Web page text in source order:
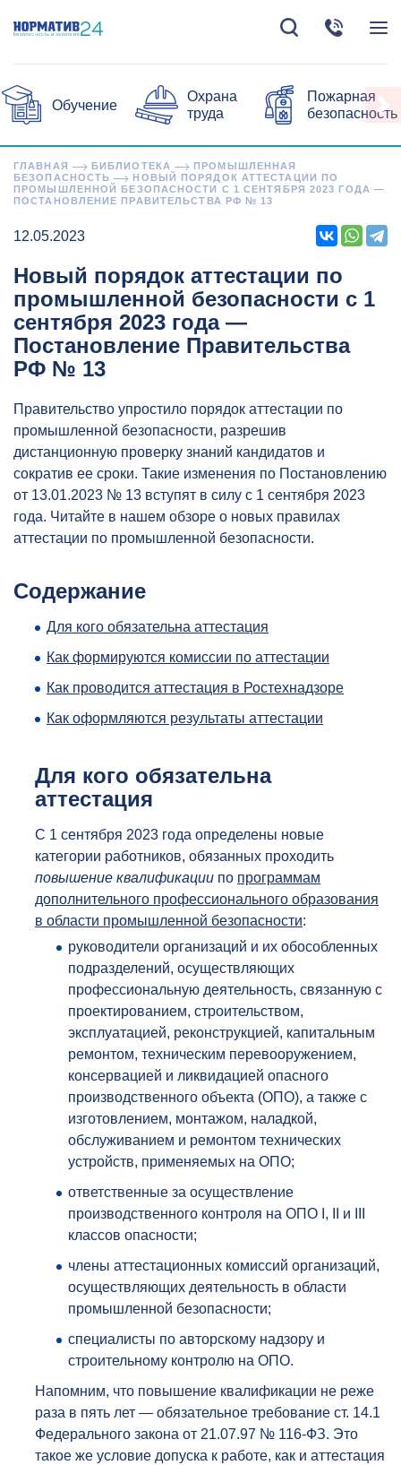
Обучение
Охрана
труда
Пожарная
безопасность
ГЛАВНАЯ БИБЛИОТЕКА
ПРОМЫШЛЕННАЯ
БЕЗОПАСНОСТЬ
НОВЫЙ ПОРЯДОК АТТЕСТАЦИИ ПО
ПРОМЫШЛЕННОЙ БЕЗОПАСНОСТИ С 1 СЕНТЯБРЯ 2023 ГОДА —
ПОСТАНОВЛЕНИЕ ПРАВИТЕЛЬСТВА РФ № 13
12.05.2023
Новый порядок аттестации по
промышленной безопасности с 1
сентября 2023 года —
Постановление Правительства
РФ № 13
Правительство упростило порядок аттестации по
промышленной безопасности, разрешив
дистанционную проверку знаний кандидатов и
сократив ее сроки. Такие изменения по Постановлению
от 13.01.2023 № 13 вступят в силу с 1 сентября 2023
года. Читайте в нашем обзоре о новых правилах
аттестации по промышленной безопасности.
Содержание
Для кого обязательна аттестация
Как формируются комиссии по аттестации
Как проводится аттестация в Ростехнадзоре
Как оформляются результаты аттестации
Для кого обязательна
аттестация
С 1 сентября 2023 года определены новые
категории работников, обязанных проходить
повышение квалификации по программам
дополнительного профессионального образования
в области промышленной безопасности:
руководители организаций и их обособленных
подразделений, осуществляющих
профессиональную деятельность, связанную с
проектированием, строительством,
эксплуатацией, реконструкцией, капитальным
ремонтом, техническим перевооружением,
консервацией и ликвидацией опасного
производственного объекта (ОПО), а также с
изготовлением, монтажом, наладкой,
обслуживанием и ремонтом технических
устройств, применяемых на ОПО;
ответственные за осуществление
производственного контроля на ОПО I, II и III
классов опасности;
члены аттестационных комиссий организаций,
осуществляющих деятельность в области
промышленной безопасности;
специалисты по авторскому надзору и
строительному контролю на ОПО.
Напомним, что повышение квалификации не реже
раза в пять лет — обязательное требование ст. 14.1
Федерального закона от 21.07.97 № 116-ФЗ. Это
такое же условие допуска к работе, как и аттестация